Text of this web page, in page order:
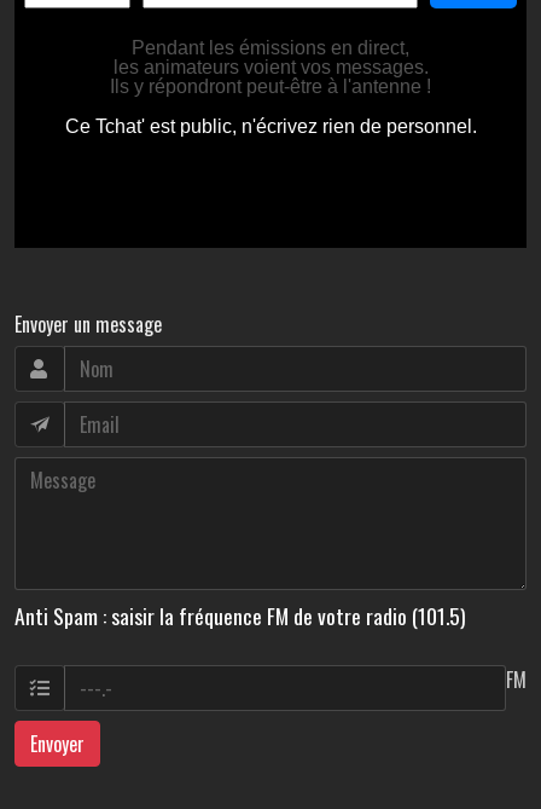
Envoyer un message
Anti Spam : saisir la fréquence FM de votre radio (101.5)
FM
Envoyer